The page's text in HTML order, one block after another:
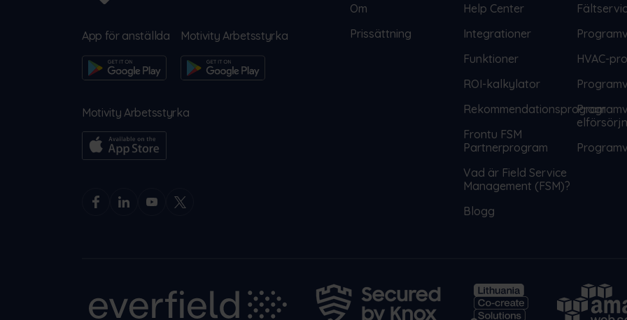
App för anställda Motivity Arbetsstyrka
Motivity Arbetsstyrka
Om
Prissättning
Help Center
Integrationer
Funktioner
ROI-kalkylator
Rekommendationsprogram
Frontu FSM
Partnerprogram
Vad är Field Service
Management (FSM)?
Blogg
HVAC-